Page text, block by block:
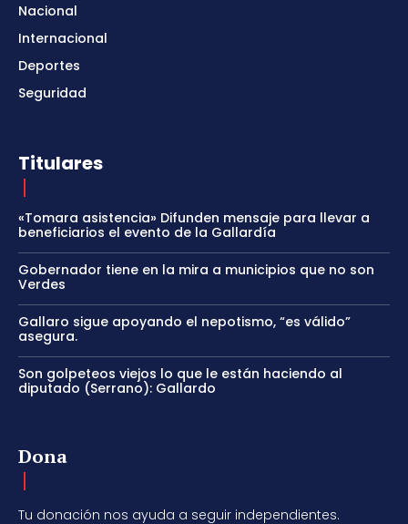
Nacional
Internacional
Deportes
Seguridad
Titulares
«Tomara asistencia» Difunden mensaje para llevar a
beneficiarios el evento de la Gallardía
Gobernador tiene en la mira a municipios que no son
Verdes
Gallaro sigue apoyando el nepotismo, “es válido”
asegura.
Son golpeteos viejos lo que le están haciendo al
diputado (Serrano): Gallardo
Dona
Tu donación nos ayuda a seguir independientes.